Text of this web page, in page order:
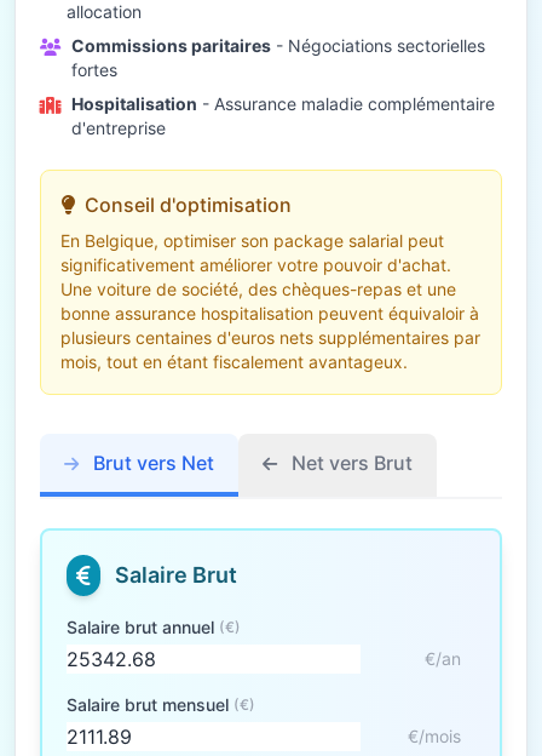
allocation
Commissions paritaires - Négociations sectorielles
fortes
Hospitalisation - Assurance maladie complémentaire
d'entreprise
Conseil d'optimisation
En Belgique, optimiser son package salarial peut
significativement améliorer votre pouvoir d'achat.
Une voiture de société, des chèques-repas et une
bonne assurance hospitalisation peuvent équivaloir à
plusieurs centaines d'euros nets supplémentaires par
mois, tout en étant fiscalement avantageux.
Brut vers Net Net vers Brut
Salaire Brut
Salaire brut annuel (€)
€/an
Salaire brut mensuel (€)
€/mois